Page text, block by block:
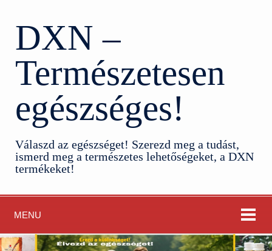
DXN –
Természetesen
egészséges!
Válaszd az egészséget! Szerezd meg a tudást,
ismerd meg a természetes lehetőségeket, a DXN
termékeket!
MENU